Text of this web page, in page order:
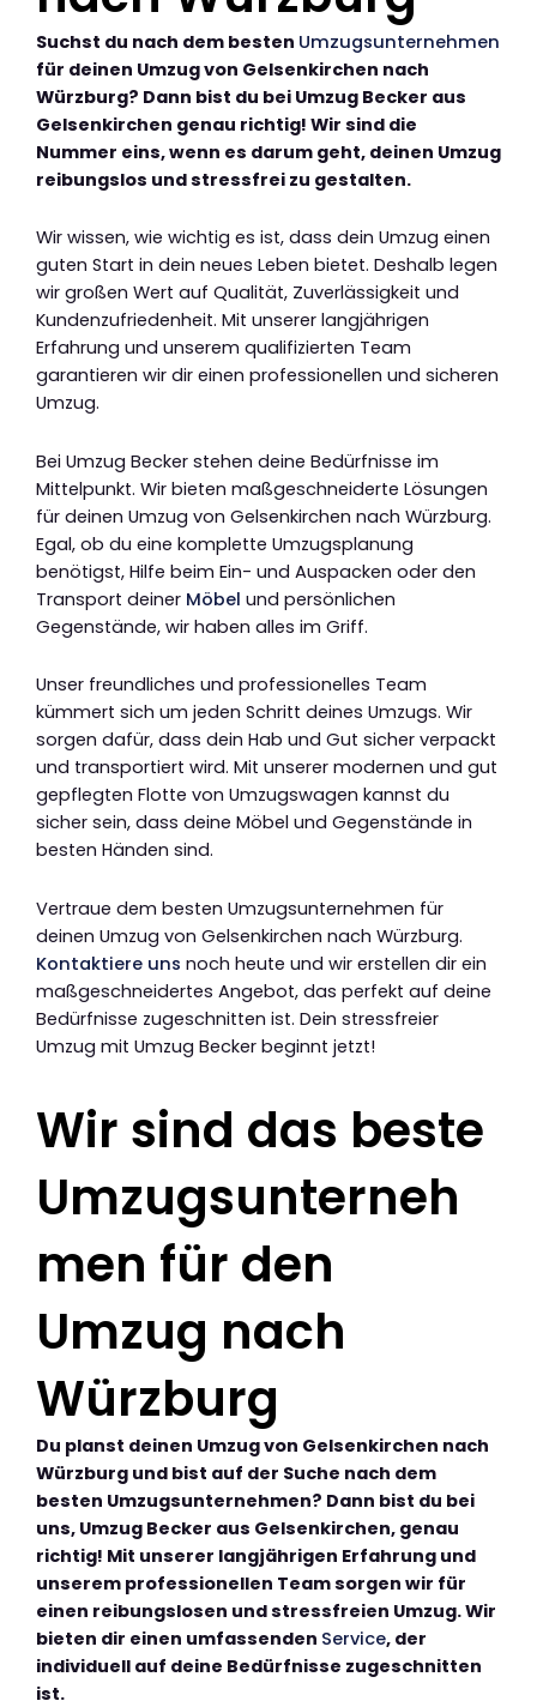
Suchst du nach dem besten Umzugsunternehmen
für deinen Umzug von Gelsenkirchen nach
Würzburg? Dann bist du bei Umzug Becker aus
Gelsenkirchen genau richtig! Wir sind die
Nummer eins, wenn es darum geht, deinen Umzug
reibungslos und stressfrei zu gestalten.
Wir wissen, wie wichtig es ist, dass dein Umzug einen
guten Start in dein neues Leben bietet. Deshalb legen
wir großen Wert auf Qualität, Zuverlässigkeit und
Kundenzufriedenheit. Mit unserer langjährigen
Erfahrung und unserem qualifizierten Team
garantieren wir dir einen professionellen und sicheren
Umzug.
Bei Umzug Becker stehen deine Bedürfnisse im
Mittelpunkt. Wir bieten maßgeschneiderte Lösungen
für deinen Umzug von Gelsenkirchen nach Würzburg.
Egal, ob du eine komplette Umzugsplanung
benötigst, Hilfe beim Ein- und Auspacken oder den
Transport deiner Möbel und persönlichen
Gegenstände, wir haben alles im Griff.
Unser freundliches und professionelles Team
kümmert sich um jeden Schritt deines Umzugs. Wir
sorgen dafür, dass dein Hab und Gut sicher verpackt
und transportiert wird. Mit unserer modernen und gut
gepflegten Flotte von Umzugswagen kannst du
sicher sein, dass deine Möbel und Gegenstände in
besten Händen sind.
Vertraue dem besten Umzugsunternehmen für
deinen Umzug von Gelsenkirchen nach Würzburg.
Kontaktiere uns noch heute und wir erstellen dir ein
maßgeschneidertes Angebot, das perfekt auf deine
Bedürfnisse zugeschnitten ist. Dein stressfreier
Umzug mit Umzug Becker beginnt jetzt!
Wir sind das beste
Umzugsunterneh
men für den
Umzug nach
Würzburg
Du planst deinen Umzug von Gelsenkirchen nach
Würzburg und bist auf der Suche nach dem
besten Umzugsunternehmen? Dann bist du bei
uns, Umzug Becker aus Gelsenkirchen, genau
richtig! Mit unserer langjährigen Erfahrung und
unserem professionellen Team sorgen wir für
einen reibungslosen und stressfreien Umzug. Wir
bieten dir einen umfassenden Service, der
individuell auf deine Bedürfnisse zugeschnitten
ist.